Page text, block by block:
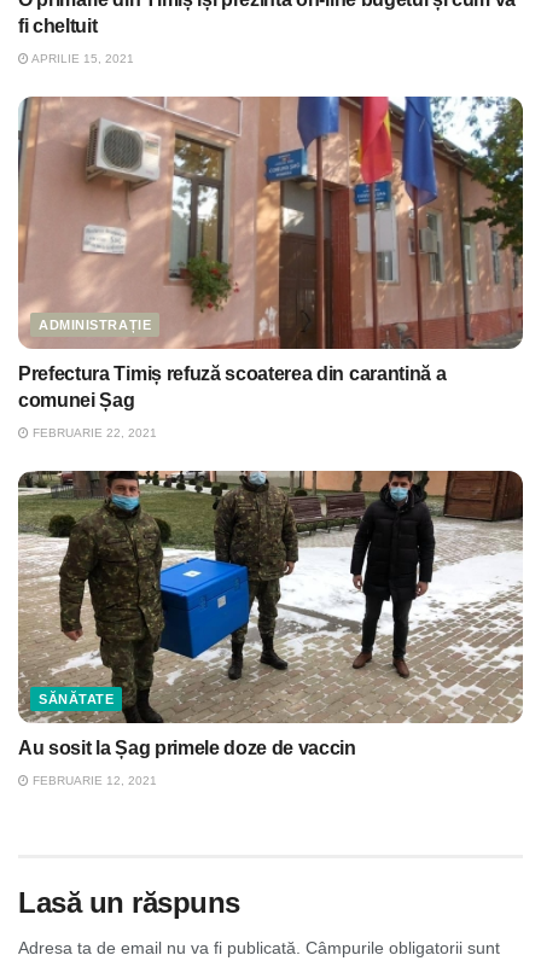
fi cheltuit
APRILIE 15, 2021
ADMINISTRAȚIE
Prefectura Timiș refuză scoaterea din carantină a
comunei Șag
FEBRUARIE 22, 2021
SĂNĂTATE
Au sosit la Șag primele doze de vaccin
FEBRUARIE 12, 2021
Lasă un răspuns
Adresa ta de email nu va fi publicată. Câmpurile obligatorii sunt